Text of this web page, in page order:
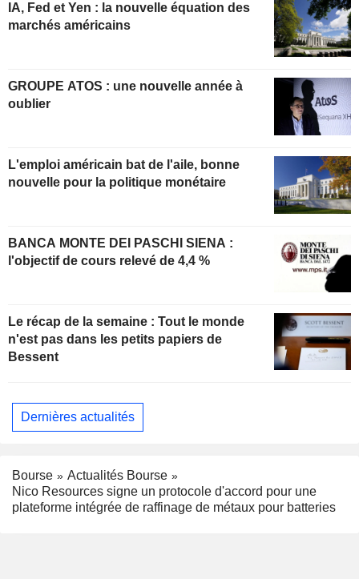
IA, Fed et Yen : la nouvelle équation des
marchés américains
GROUPE ATOS : une nouvelle année à
oublier
L'emploi américain bat de l'aile, bonne
nouvelle pour la politique monétaire
BANCA MONTE DEI PASCHI SIENA :
l'objectif de cours relevé de 4,4 %
Le récap de la semaine : Tout le monde
n'est pas dans les petits papiers de
Bessent
Dernières actualités
Bourse
Actualités Bourse
Nico Resources signe un protocole d'accord pour une
plateforme intégrée de raffinage de métaux pour batteries